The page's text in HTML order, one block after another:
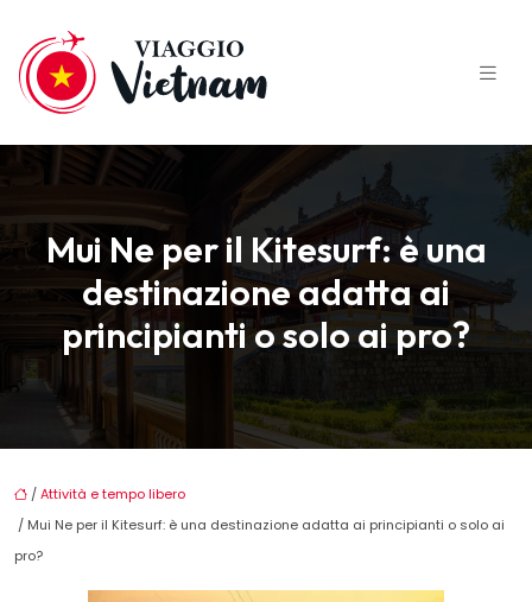
Mui Ne per il Kitesurf: è una
destinazione adatta ai
principianti o solo ai pro?
/Attività e tempo libero
/ Mui Ne per il Kitesurf: è una destinazione adatta ai principianti o solo ai
pro?